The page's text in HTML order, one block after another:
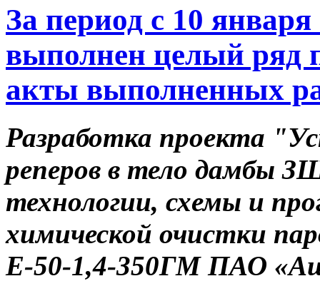
За период с 10
выполнен целый ряд
акты выполненных
Разработка проекта
реперов в тело дамбы
технологии, схемы и
химической очистки
Е-50-1,4-350ГМ ПАО